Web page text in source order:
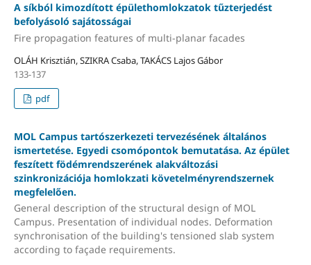
A síkból kimozdított épülethomlokzatok tűzterjedést
befolyásoló sajátosságai
Fire propagation features of multi-planar facades
OLÁH Krisztián, SZIKRA Csaba, TAKÁCS Lajos Gábor
133-137
pdf
MOL Campus tartószerkezeti tervezésének általános
ismertetése. Egyedi csomópontok bemutatása. Az épület
feszített födémrendszerének alakváltozási
szinkronizációja homlokzati követelményrendszernek
megfelelően.
General description of the structural design of MOL
Campus. Presentation of individual nodes. Deformation
synchronisation of the building's tensioned slab system
according to façade requirements.